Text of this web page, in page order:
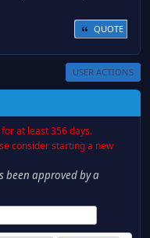
QUOTE
USER ACTIONS
at least 356 days.
consider starting a new
been approved by a